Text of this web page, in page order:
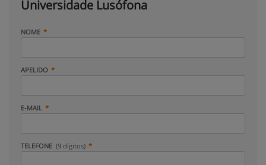
Universidade Lusófona
NOME
APELIDO
E-MAIL
TELEFONE (9 dígitos)